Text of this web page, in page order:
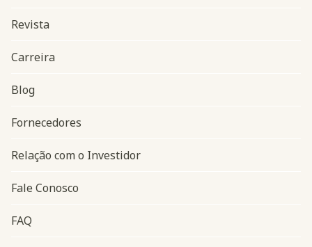
Navegação do rodapé
Revista
Carreira
Blog
Fornecedores
Relação com o Investidor
Fale Conosco
FAQ